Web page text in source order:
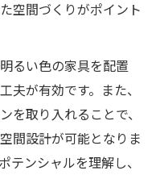
空間づくりがポイント
るい色の家具を配置
夫が有効です。また、
を取り入れることで、
間設計が可能となりま
テンシャルを理解し、